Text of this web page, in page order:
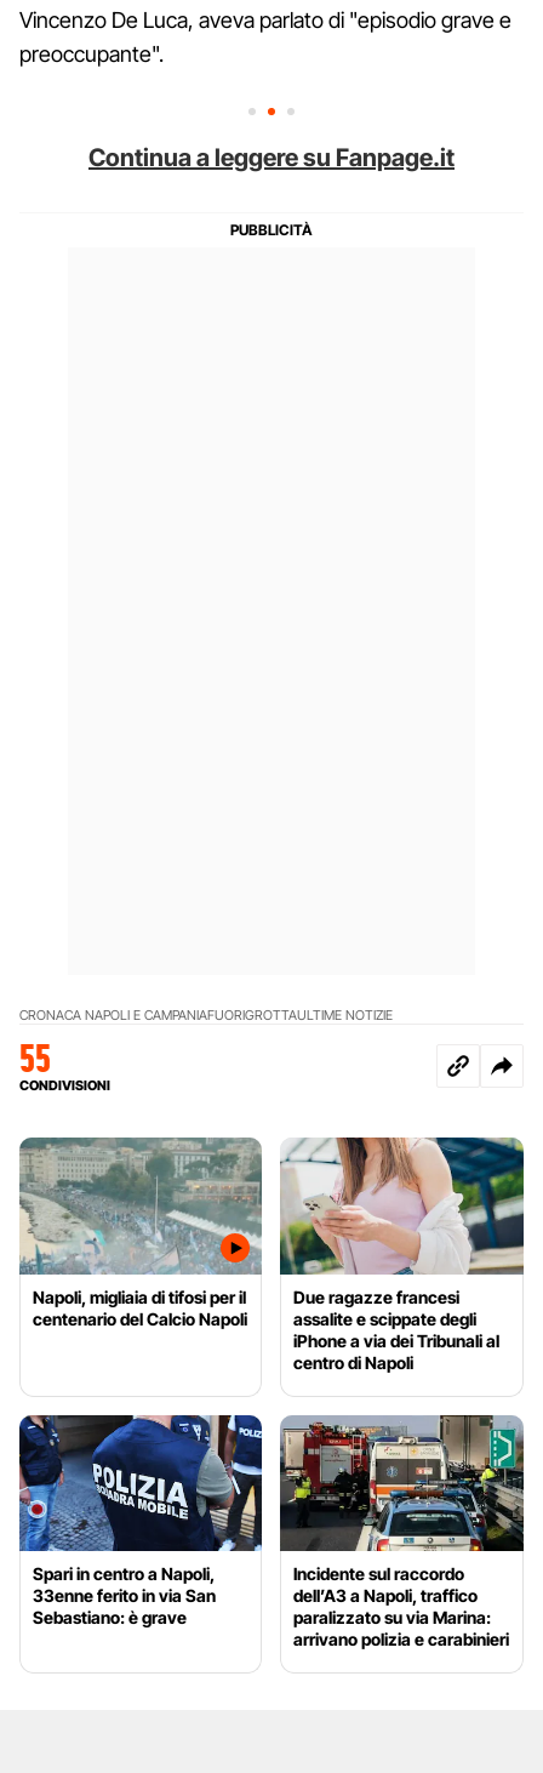
Vincenzo De Luca, aveva parlato di "episodio grave e
preoccupante".
Continua a leggere su Fanpage.it
CRONACA NAPOLI E CAMPANIAFUORIGROTTAULTIME NOTIZIE
55
CONDIVISIONI
Napoli, migliaia di tifosi per il
centenario del Calcio Napoli
Due ragazze francesi
assalite e scippate degli
iPhone a via dei Tribunali al
centro di Napoli
Spari in centro a Napoli,
33enne ferito in via San
Sebastiano: è grave
Incidente sul raccordo
dell’A3 a Napoli, traffico
paralizzato su via Marina:
arrivano polizia e carabinieri